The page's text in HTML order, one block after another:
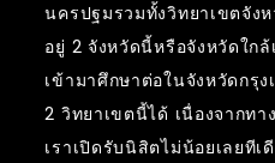
นครปฐมรวมทั้งวิทยาเขตจัง
อยู่ 2 จังหวัดนี้หรือจังหวัดใก
เข้ามาศึกษาต่อในจังหวัดกรุ
2 วิทยาเขตนี้ได้ เนื่องจากท
เราเปิดรับนิสิตไม่น้อยเลยที